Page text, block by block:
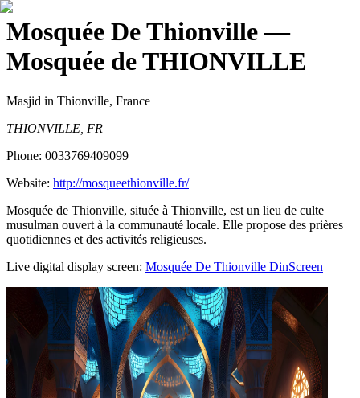
Mosquée De Thionville—
Mosquée de THIONVILLE
Masjid in Thionville, France
THIONVILLE, FR
Phone: 0033769409099
Website: http://mosqueethionville.fr/
Mosquée de Thionville, située à Thionville, est un lieu de culte
musulman ouvert à la communauté locale. Elle propose des prières
quotidiennes et des activités religieuses.
Live digital display screen: Mosquée De Thionville DinScreen